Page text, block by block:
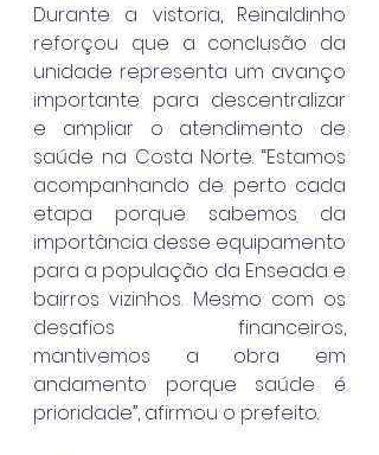
Durante a vistoria, Reinaldinho
reforçou que a conclusão da
unidade representa um avanço
importante para descentralizar
e ampliar o atendimento de
saúde na Costa Norte. “Estamos
acompanhando de perto cada
etapa porque sabemos da
importância desse equipamento
para a população da Enseada e
bairros vizinhos. Mesmo com os
desafios financeiros,
mantivemos a obra em
andamento porque saúde é
prioridade”, afirmou o prefeito.